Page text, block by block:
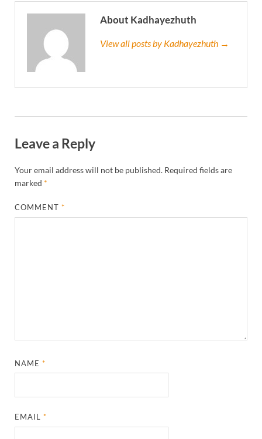
About Kadhayezhuth
View all posts by Kadhayezhuth →
Leave a Reply
Your email address will not be published. Required fields are
marked *
COMMENT*
NAME*
EMAIL*